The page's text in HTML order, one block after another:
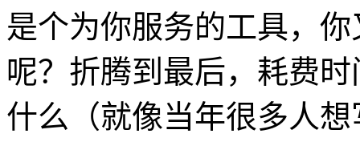
是个为你服务的工具，
呢？折腾到最后，耗费
什么（就像当年很多人